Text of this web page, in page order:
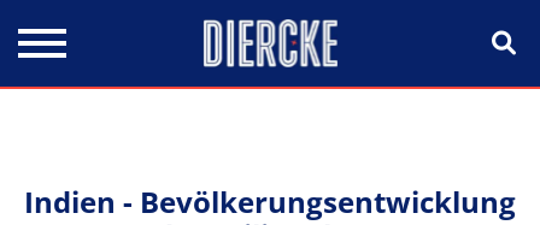
Indien - Bevölkerungsentwicklung